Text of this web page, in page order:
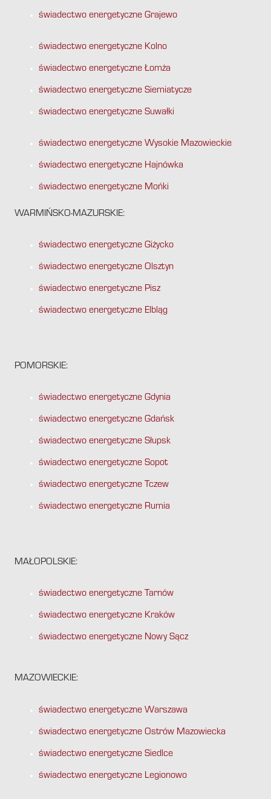
świadectwo energetyczne Grajewo
świadectwo energetyczne Kolno
świadectwo energetyczne Łomża
świadectwo energetyczne Siemiatycze
świadectwo energetyczne Suwałki
świadectwo energetyczne Wysokie Mazowieckie
świadectwo energetyczne Hajnówka
świadectwo energetyczne Mońki
WARMIŃSKO-MAZURSKIE:
świadectwo energetyczne Giżycko
świadectwo energetyczne Olsztyn
świadectwo energetyczne Pisz
świadectwo energetyczne Elbląg
POMORSKIE:
świadectwo energetyczne Gdynia
świadectwo energetyczne Gdańsk
świadectwo energetyczne Słupsk
świadectwo energetyczne Sopot
świadectwo energetyczne Tczew
świadectwo energetyczne Rumia
MAŁOPOLSKIE:
świadectwo energetyczne Tarnów
świadectwo energetyczne Kraków
świadectwo energetyczne Nowy Sącz
MAZOWIECKIE:
świadectwo energetyczne Warszawa
świadectwo energetyczne Ostrów Mazowiecka
świadectwo energetyczne Siedlce
świadectwo energetyczne Legionowo